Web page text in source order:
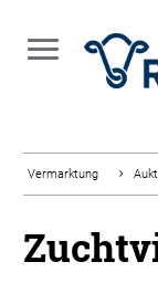
Vermarktung